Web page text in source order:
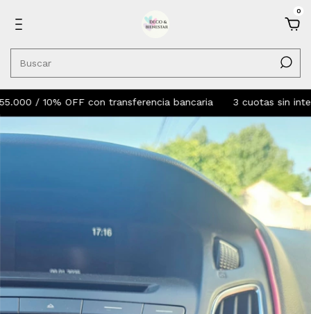
0
10% OFF con transferencia bancaria 3 cuotas sin interes